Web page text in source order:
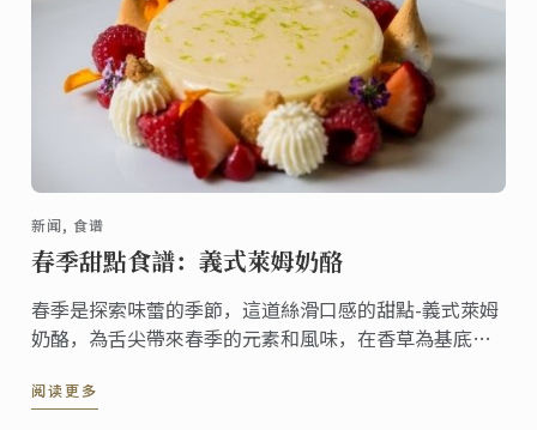
新闻, 食谱
春季甜點食譜：義式萊姆奶酪
春季是探索味蕾的季節，這道絲滑口感的甜點-義式萊姆
奶酪，為舌尖帶來春季的元素和風味，在香草為基底的
論搭配哪一種餐點都非常合適!
阅读更多